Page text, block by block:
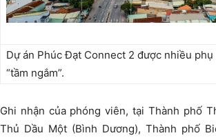
Dự án Phúc Đạt Connect 2 được nhiều phụ
“tầm ngắm”.
Ghi nhận của phóng viên, tại Thành phố
Thủ Dầu Một (Bình Dương), Thành phố